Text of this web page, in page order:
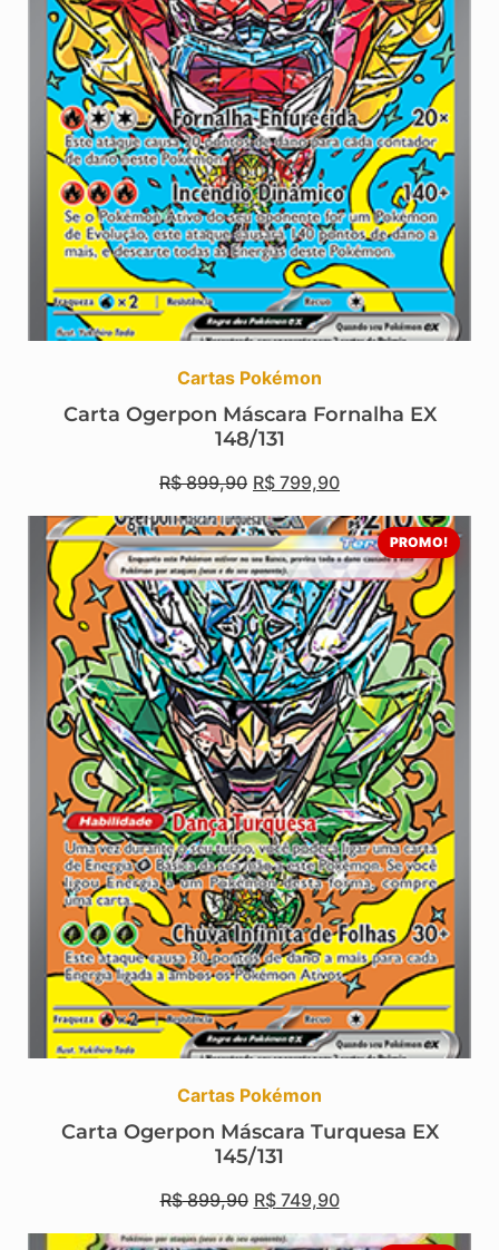
Cartas Pokémon
Carta Ogerpon Máscara Fornalha EX
148/131
R$899,90 R$ 799,90
PROMO!
Cartas Pokémon
Carta Ogerpon Máscara Turquesa EX
145/131
R$899,90 R$749,90